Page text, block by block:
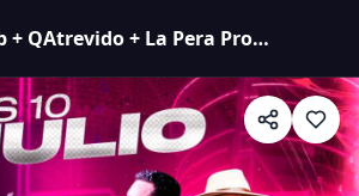
30Club + QAtrevido + La Pera Producciones: TRASNOCHE JUEVES 10/7